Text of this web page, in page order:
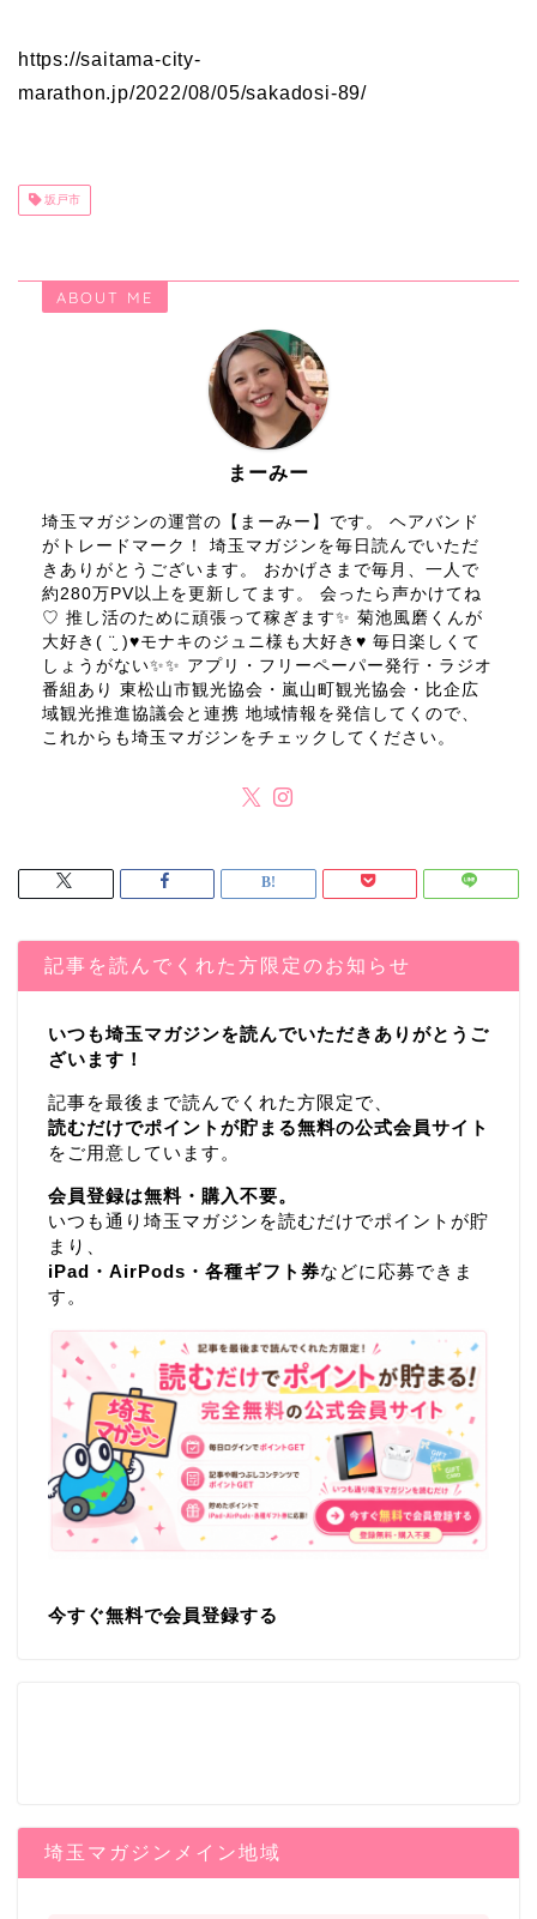
https://saitama-city-
marathon.jp/2022/08/05/sakadosi-89/
坂戸市
ABOUT ME
まーみー
埼玉マガジンの運営の【まーみー】です。 ヘアバンド
がトレードマーク！ 埼玉マガジンを毎日読んでいただ
きありがとうございます。 おかげさまで毎月、一人で
約280万PV以上を更新してます。 会ったら声かけてね
♡ 推し活のために頑張って稼ぎます✨ 菊池風磨くんが
大好き( ¨̮ )♥モナキのジュニ様も大好き♥ 毎日楽しくて
しょうがない✨✨ アプリ・フリーペーパー発行・ラジオ
番組あり 東松山市観光協会・嵐山町観光協会・比企広
域観光推進協議会と連携 地域情報を発信してくので、
これからも埼玉マガジンをチェックしてください。
記事を読んでくれた方限定のお知らせ
いつも埼玉マガジンを読んでいただきありがとうご
ざいます！
記事を最後まで読んでくれた方限定で、
読むだけでポイントが貯まる無料の公式会員サイト
をご用意しています。
会員登録は無料・購入不要。
いつも通り埼玉マガジンを読むだけでポイントが貯
まり、
iPad・AirPods・各種ギフト券などに応募できま
す。
今すぐ無料で会員登録する
埼玉マガジンメイン地域